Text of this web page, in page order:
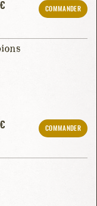
COMMANDER
COMMANDER